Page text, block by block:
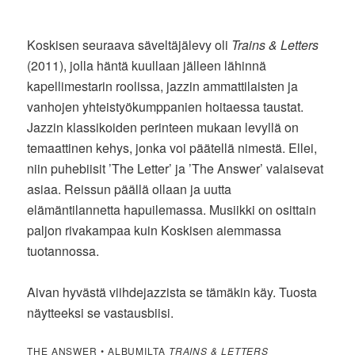
Koskisen seuraava säveltäjälevy oli Trains & Letters
(2011), jolla häntä kuullaan jälleen lähinnä
kapellimestarin roolissa, jazzin ammattilaisten ja
vanhojen yhteistyökumppanien hoitaessa taustat.
Jazzin klassikoiden perinteen mukaan levyllä on
temaattinen kehys, jonka voi päätellä nimestä. Ellei,
niin puhebiisit ’The Letter’ ja ’The Answer’ valaisevat
asiaa. Reissun päällä ollaan ja uutta
elämäntilannetta hapuilemassa. Musiikki on osittain
paljon rivakampaa kuin Koskisen aiemmassa
tuotannossa.
Aivan hyvästä viihdejazzista se tämäkin käy. Tuosta
näytteeksi se vastausbiisi.
THE ANSWER • ALBUMILTA TRAINS & LETTERS